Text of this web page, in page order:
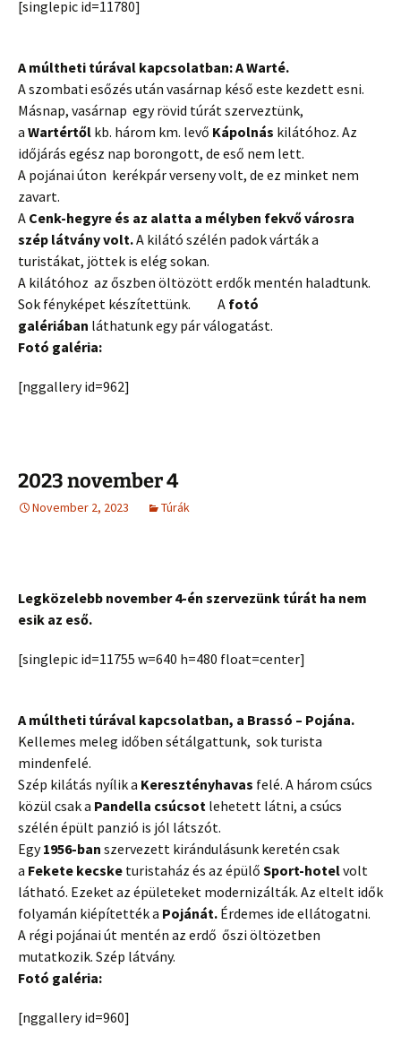
[singlepic id=11780]
A múltheti túrával kapcsolatban: A Warté.
A szombati esőzés után vasárnap késő este kezdett esni.
Másnap, vasárnap egy rövid túrát szerveztünk,
a Wartértől kb. három km. levő Kápolnás kilátóhoz. Az
időjárás egész nap borongott, de eső nem lett.
A pojánai úton kerékpár verseny volt, de ez minket nem
zavart.
A Cenk-hegyre és az alatta a mélyben fekvő városra
szép látvány volt.A kilátó szélén padok várták a
turistákat, jöttek is elég sokan.
A kilátóhoz az őszben öltözött erdők mentén haladtunk.
Sok fényképet készítettünk. A fotó
galériában láthatunk egy pár válogatást.
Fotó galéria:
[nggallery id=962]
2023 november 4
November 2, 2023 Túrák
Legközelebb november 4-én szervezünk túrát ha nem
esik az eső.
[singlepic id=11755 w=640 h=480 float=center]
A múltheti túrával kapcsolatban, a Brassó – Pojána.
Kellemes meleg időben sétálgattunk, sok turista
mindenfelé.
Szép kilátás nyílik a Keresztényhavas felé. A három csúcs
közül csak a Pandella csúcsot lehetett látni, a csúcs
szélén épült panzió is jól látszót.
Egy1956-ban szervezett kirándulásunk keretén csak
a Fekete kecske turistaház és az épülő Sport-hotelvolt
látható. Ezeket az épületeket modernizálták. Az eltelt idők
folyamán kiépítették a Pojánát. Érdemes ide ellátogatni.
A régi pojánai út mentén az erdő őszi öltözetben
mutatkozik. Szép látvány.
Fotó galéria:
[nggallery id=960]